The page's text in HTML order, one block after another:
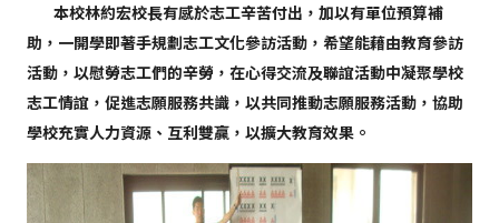
本校林約宏校長有感於志工辛苦付出，加以有單位預算補
助，一開學即著手規劃志工文化參訪活動，希望能藉由教育參訪
活動，以慰勞志工們的辛勞，在心得交流及聯誼活動中凝聚學校
志工情誼，促進志願服務共識，以共同推動志願服務活動，協助
學校充實人力資源、互利雙贏，以擴大教育效果。